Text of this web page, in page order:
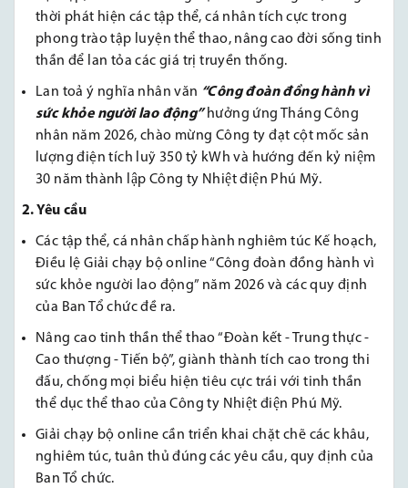
thời phát hiện các tập thể, cá nhân tích cực trong
phong trào tập luyện thể thao, nâng cao đời sống tinh
thần để lan tỏa các giá trị truyền thống.
Lan toả ý nghĩa nhân văn “Công đoàn đồng hành vì
sức khỏe người lao động”hưởng ứng Tháng Công
nhân năm 2026, chào mừng Công ty đạt cột mốc sản
lượng điện tích luỹ 350 tỷ kWh và hướng đến kỷ niệm
30 năm thành lập Công ty Nhiệt điện Phú Mỹ.
2. Yêu cầu
Các tập thể, cá nhân chấp hành nghiêm túc Kế hoạch,
Điều lệ Giải chạy bộ online “Công đoàn đồng hành vì
sức khỏe người lao động” năm 2026 và các quy định
của Ban Tổ chức đề ra.
Nâng cao tinh thần thể thao “Đoàn kết - Trung thực -
Cao thượng - Tiến bộ”, giành thành tích cao trong thi
đấu, chống mọi biểu hiện tiêu cực trái với tinh thần
thể dục thể thao của Công ty Nhiệt điện Phú Mỹ.
Giải chạy bộ online cần triển khai chặt chẽ các khâu,
nghiêm túc, tuân thủ đúng các yêu cầu, quy định của
Ban Tổ chức.